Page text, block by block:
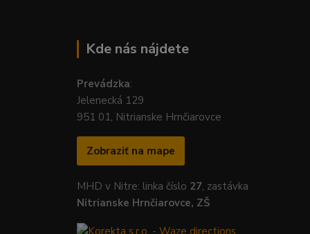
Kde nás nájdete
Prevádzka:
Jelenecká 129
951 01, Nitrianske Hrnčiarovce
Zobraziť na mape
MHD v Nitre: linka číslo 27, zastávka
Nitrianske Hrnčiarovce, ZŠ